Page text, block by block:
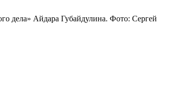
дела» Айдара Губайдулина. Фото: Сергей